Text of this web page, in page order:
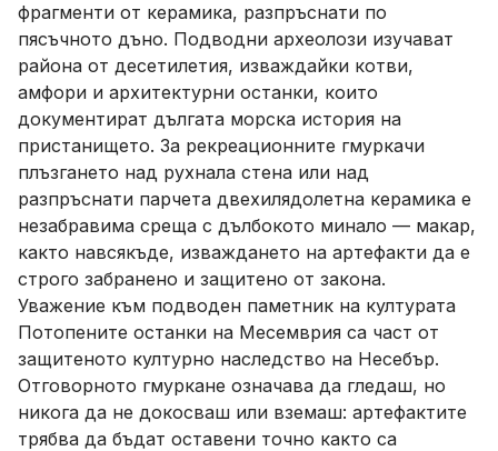
фрагменти от керамика, разпръснати по
пясъчното дъно. Подводни археолози изучават
района от десетилетия, изваждайки котви,
амфори и архитектурни останки, които
документират дългата морска история на
пристанището. За рекреационните гмуркачи
плъзгането над рухнала стена или над
разпръснати парчета двехилядолетна керамика е
незабравима среща с дълбокото минало — макар,
както навсякъде, изваждането на артефакти да е
строго забранено и защитено от закона.
Уважение към подводен паметник на културата
Потопените останки на Месемврия са част от
защитеното културно наследство на Несебър.
Отговорното гмуркане означава да гледаш, но
никога да не докосваш или вземаш: артефактите
трябва да бъдат оставени точно както са